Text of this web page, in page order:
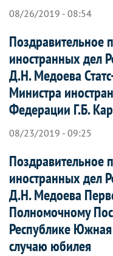
08/26/2019 - 08:54
Поздравительное
иностранных дел
Д.Н. Медоева
Министра
Федерации Г.Б.
08/23/2019 - 09:25
Поздравительное
иностранных дел
Д.Н. Медоева
Полномочному
Республике
случаю юбилея